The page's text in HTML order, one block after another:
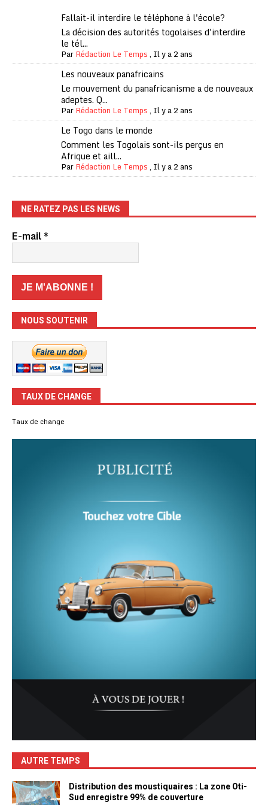
Fallait-il interdire le téléphone à l'école?
La décision des autorités togolaises d'interdire
le tél...
ParRédaction Le Temps, Il y a 2 ans
Les nouveaux panafricains
Le mouvement du panafricanisme a de nouveaux
adeptes. Q...
ParRédaction Le Temps, Il y a 2 ans
Le Togo dans le monde
Comment les Togolais sont-ils perçus en
Afrique et aill...
ParRédaction Le Temps, Il y a 2 ans
NE RATEZ PAS LES NEWS
E-mail*
NOUS SOUTENIR
TAUX DE CHANGE
Taux de change
AUTRE TEMPS
Distribution des moustiquaires : La zone Oti-
Sud enregistre 99% de couverture